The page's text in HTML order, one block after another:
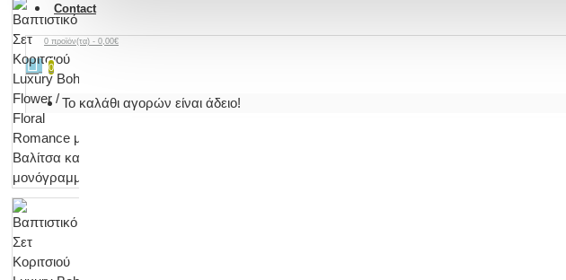
Contact
0 προϊόν(τα) - 0,00€
0
Το καλάθι αγορών είναι άδειο!